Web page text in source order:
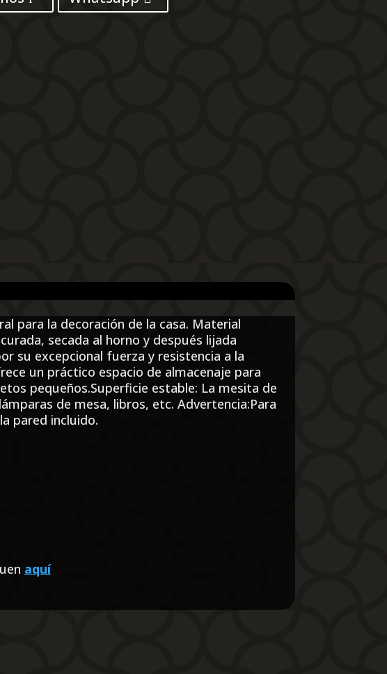
para la decoración de la casa. Material
secada al horno y después lijada
su excepcional fuerza y resistencia a la
un práctico espacio de almacenaje para
pequeños.Superficie estable: La mesita de
de mesa, libros, etc. Advertencia:Para
pared incluido.
aquí